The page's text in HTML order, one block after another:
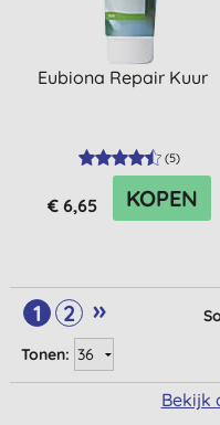
Eubiona Repair Kuur
(5)
€ 6,65 KOPEN
1 2 »
Tonen:
Bekijk